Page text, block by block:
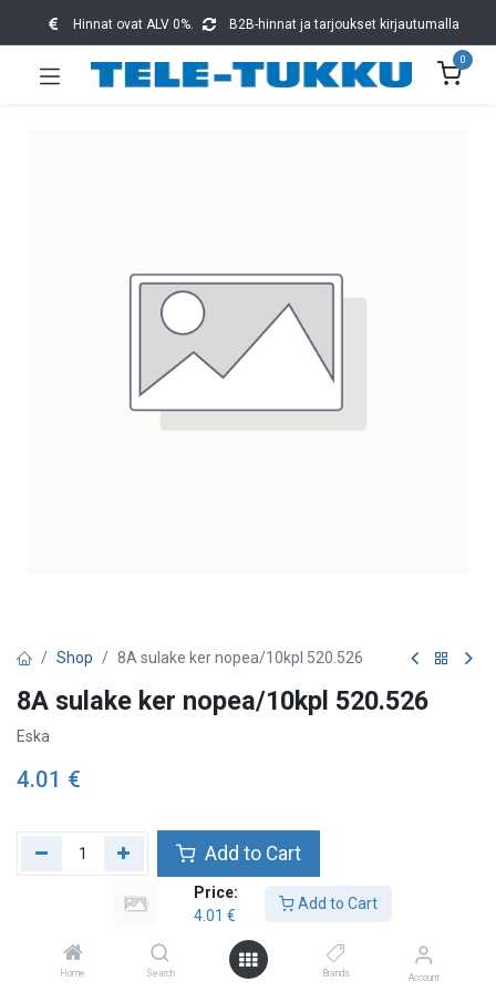
Price:
4.01 €
Add to Cart
Home Search Brands Account
Hinnat ovat ALV 0%. B2B-hinnat ja tarjoukset kirjautumalla
0
Shop 8A sulake ker nopea/10kpl 520.526
8A sulake ker nopea/10kpl 520.526
Eska
4.01 €
Add to Cart
Add to wishlist